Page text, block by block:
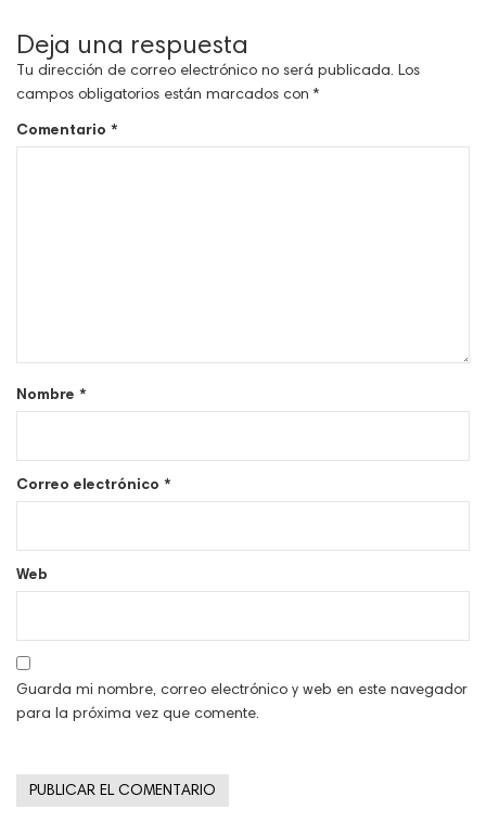
Deja una respuesta
Tu dirección de correo electrónico no será publicada. Los
campos obligatorios están marcados con *
Comentario *
Nombre *
Correo electrónico *
Web
Guarda mi nombre, correo electrónico y web en este navegador
para la próxima vez que comente.